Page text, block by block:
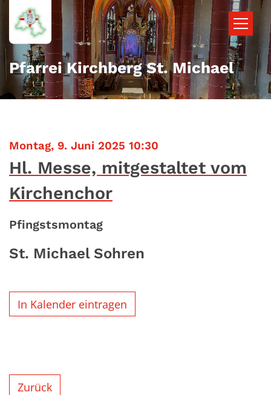
Zum Inhalt springen
Pfarrei Kirchberg St. Michael
Montag, 9. Juni 2025 10:30
Hl. Messe, mitgestaltet vom
Kirchenchor
Pfingstsmontag
St. Michael Sohren
In Kalender eintragen
Zurück